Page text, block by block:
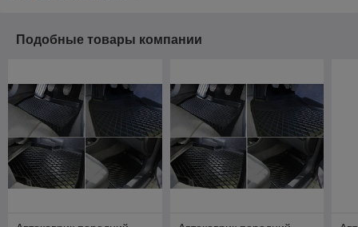
Подобные товары компании